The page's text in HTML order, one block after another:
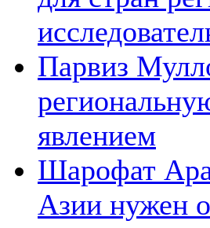
Парвиз
явлением
Шарофат
Азии нужен